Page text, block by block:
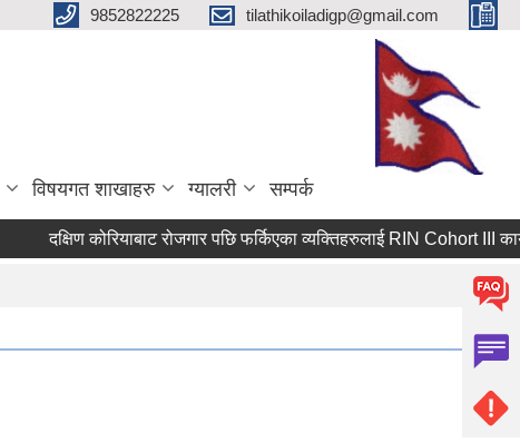
9852822225 tilathikoiladigp@gmail.com
विषयगत शाखाहरु ग्यालरी सम्पर्क
दक्षिण कोरियाबाट रोजगार पछि फर्किएका व्यक्तिहरुलाई RIN Cohort III